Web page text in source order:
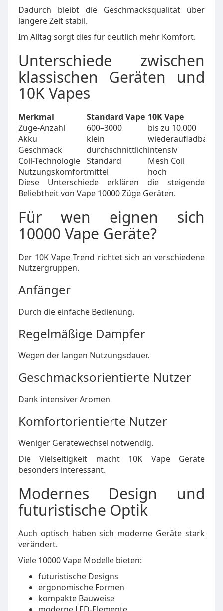
Dadurch bleibt die Geschmacksqualität über
längere Zeit stabil.
Im Alltag sorgt dies für deutlich mehr Komfort.
Unterschiede zwischen
klassischen Geräten und
10K Vapes
Merkmal Standard Vape 10K Vape
Züge-Anzahl
600–3000
bis zu 10.000
Akku
klein
wiederaufladbar
Geschmack
durchschnittlichintensiv
Coil-Technologie
Standard
Mesh Coil
Nutzungskomfortmittel
hoch
Diese Unterschiede erklären die steigende
Beliebtheit von Vape 10000 Züge Geräten.
Für wen eignen sich
10000 Vape Geräte?
Der 10K Vape Trend richtet sich an verschiedene
Nutzergruppen.
Anfänger
Durch die einfache Bedienung.
Regelmäßige Dampfer
Wegen der langen Nutzungsdauer.
Geschmacksorientierte Nutzer
Dank intensiver Aromen.
Komfortorientierte Nutzer
Weniger Gerätewechsel notwendig.
Die Vielseitigkeit macht 10K Vape Geräte
besonders interessant.
Modernes Design und
futuristische Optik
Auch optisch haben sich moderne Geräte stark
verändert.
Viele 10000 Vape Modelle bieten:
futuristische Designs
ergonomische Formen
kompakte Bauweise